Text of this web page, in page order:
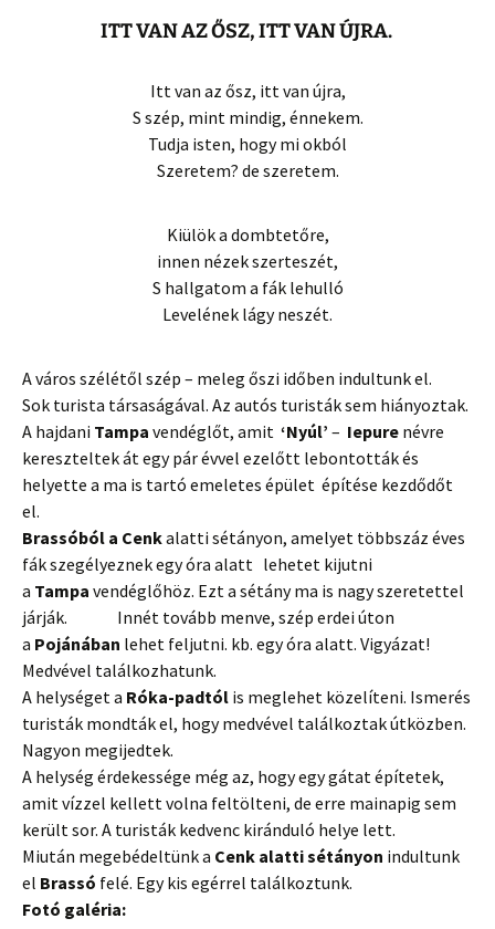
ITT VAN AZ ŐSZ, ITT VAN ÚJRA.
Itt van az ősz, itt van újra,
S szép, mint mindig, énnekem.
Tudja isten, hogy mi okból
Szeretem? de szeretem.
Kiülök a dombtetőre,
innen nézek szerteszét,
S hallgatom a fák lehulló
Levelének lágy neszét.
A város szélétől szép – meleg őszi időben indultunk el.
Sok turista társaságával. Az autós turisták sem hiányoztak.
A hajdani Tampa vendéglőt, amit ‘Nyúl’ – Iepure névre
kereszteltek át egy pár évvel ezelőtt lebontották és
helyette a ma is tartó emeletes épület építése kezdődőt
el.
Brassóból a Cenkalatti sétányon, amelyet többszáz éves
fák szegélyeznek egy óra alatt lehetet kijutni
a Tampa vendéglőhöz. Ezt a sétány ma is nagy szeretettel
járják. Innét tovább menve, szép erdei úton
a Pojánában lehet feljutni. kb. egy óra alatt. Vigyázat!
Medvével találkozhatunk.
A helységet a Róka-padtól is meglehet közelíteni. Ismerés
turisták mondták el, hogy medvével találkoztak útközben.
Nagyon megijedtek.
A helység érdekessége még az, hogy egy gátat építetek,
amit vízzel kellett volna feltölteni, de erre mainapig sem
került sor. A turisták kedvenc kiránduló helye lett.
Miután megebédeltünk a Cenk alatti sétányon indultunk
el Brassó felé. Egy kis egérrel találkoztunk.
Fotó galéria: